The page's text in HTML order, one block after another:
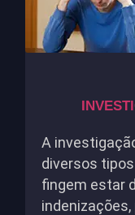
A
diversos
fingem estar
indenizações,